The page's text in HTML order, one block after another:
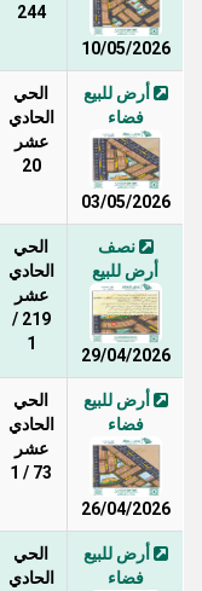
10/05/2026
244
أرض للبيع
فضاء
03/05/2026
الحي
الحادي
عشر
20
نصف
أرض للبيع
29/04/2026
الحي
الحادي
عشر
219 /
1
أرض للبيع
فضاء
26/04/2026
الحي
الحادي
عشر
73 / 1
أرض للبيع
فضاء
الحي
الحادي